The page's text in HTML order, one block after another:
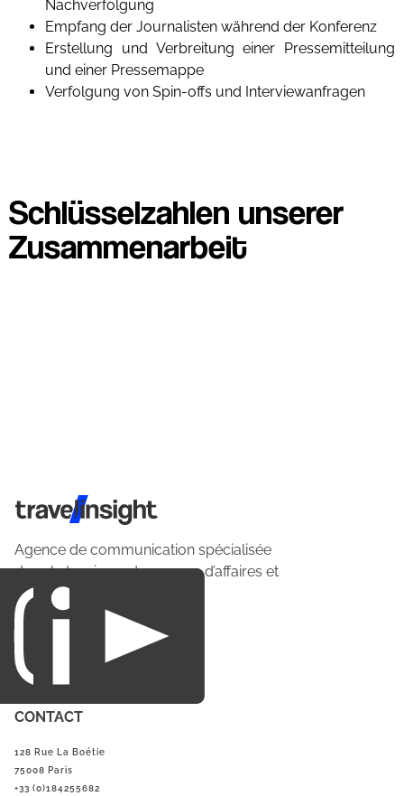
Nachverfolgung
Empfang der Journalisten während der Konferenz
Erstellung und Verbreitung einer Pressemitteilung
und einer Pressemappe
Verfolgung von Spin-offs und Interviewanfragen
Schlüsselzahlen unserer
Zusammenarbeit
Travel Insight
Agence de communication spécialisée
dans le tourisme du voyage d’affaires et
du loisirs.
CONTACT
128 Rue La Boétie
75008 Paris
+33 (0)184255682